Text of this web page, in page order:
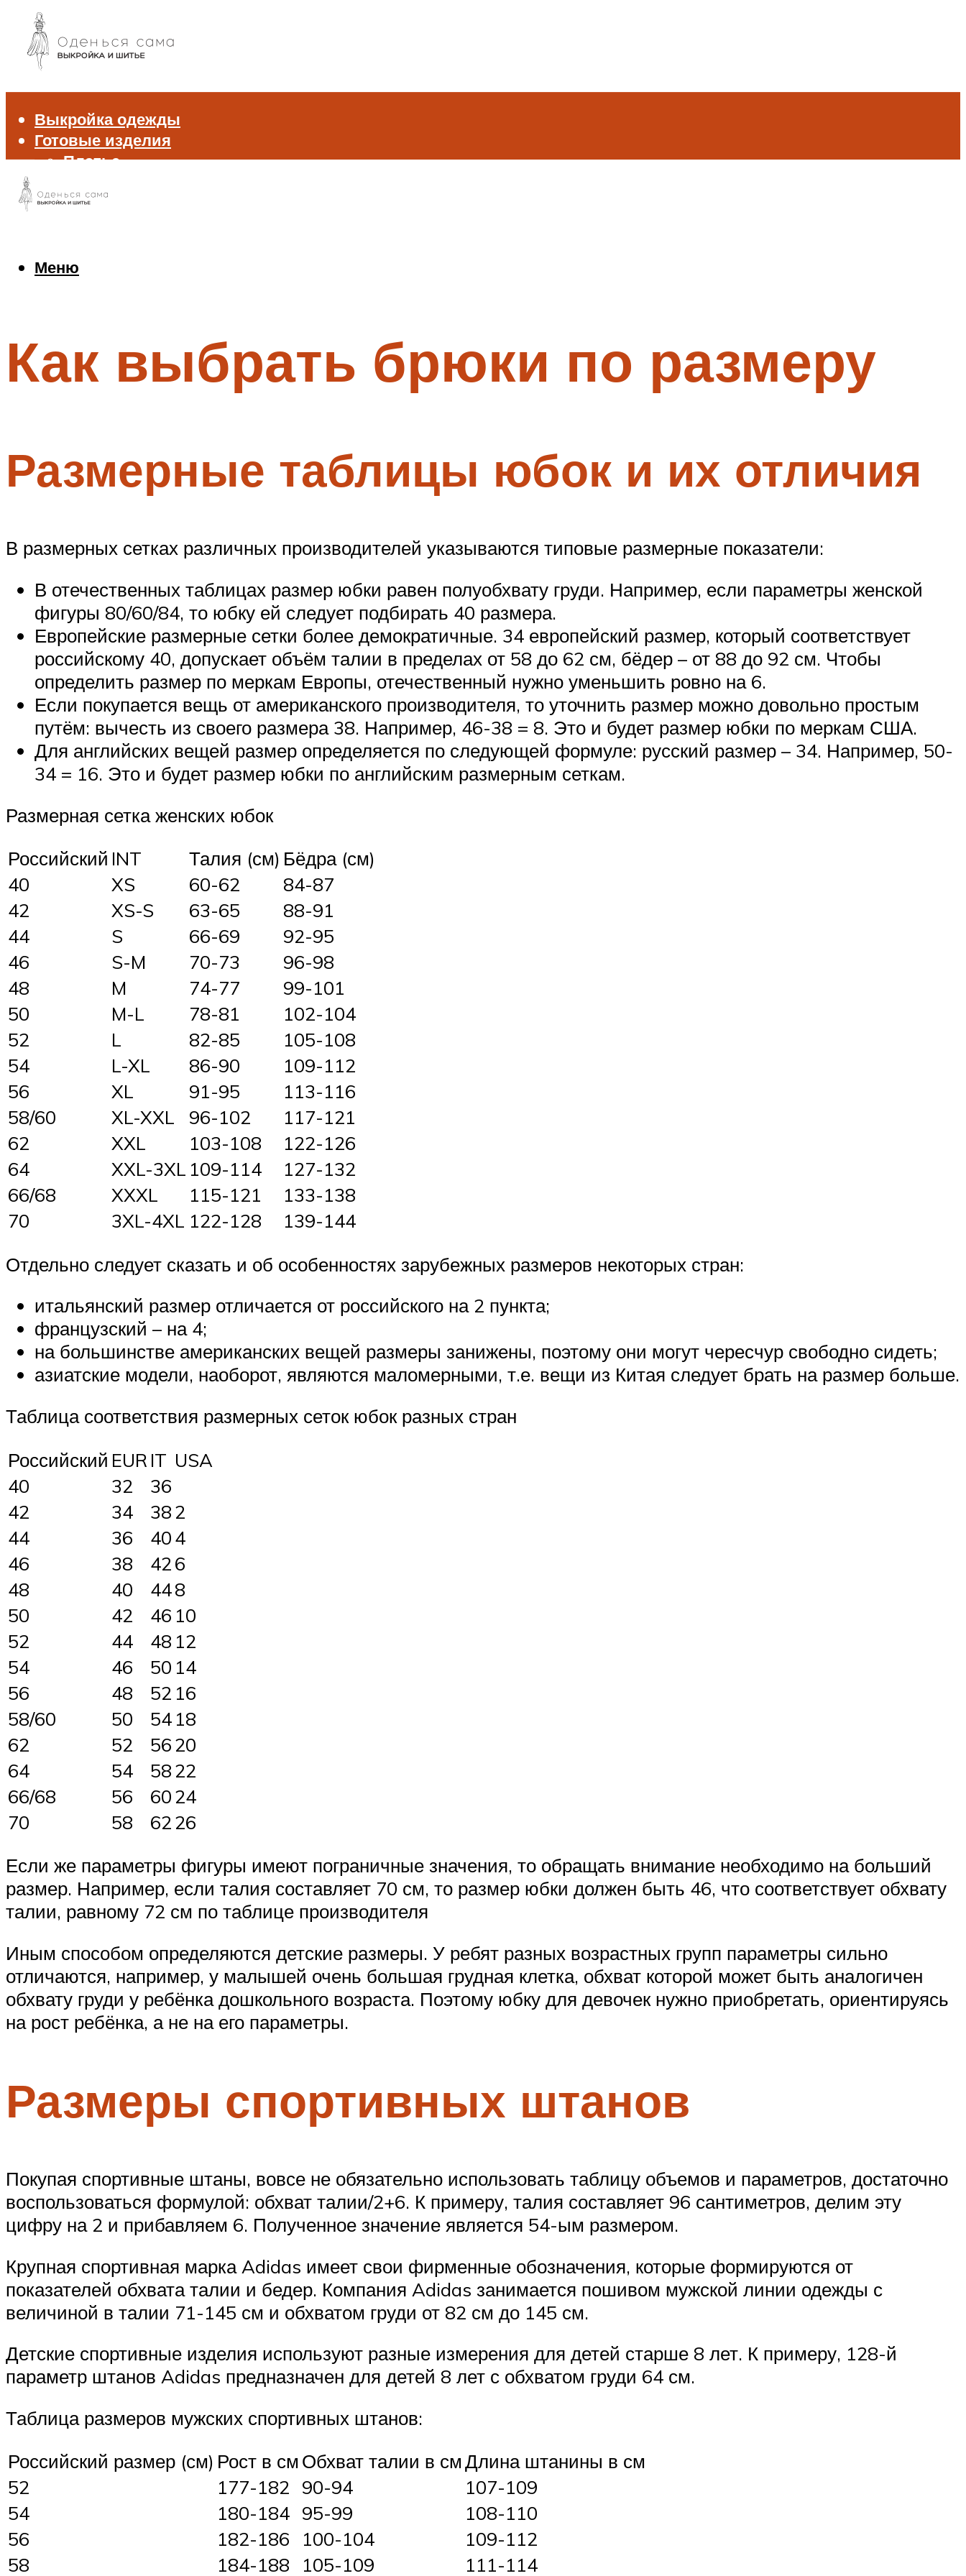
Выкройка одежды
Готовые изделия
Платье
Блуза и рубашка
Джемпер и свитер
Меню
Меню
Как выбрать брюки по размеру
Размерные таблицы юбок и их отличия
В размерных сетках различных производителей указываются типовые размерные показатели:
В отечественных таблицах размер юбки равен полуобхвату груди. Например, если параметры женской
фигуры 80/60/84, то юбку ей следует подбирать 40 размера.
Европейские размерные сетки более демократичные. 34 европейский размер, который соответствует
российскому 40, допускает объём талии в пределах от 58 до 62 см, бёдер – от 88 до 92 см. Чтобы
определить размер по меркам Европы, отечественный нужно уменьшить ровно на 6.
Если покупается вещь от американского производителя, то уточнить размер можно довольно простым
путём: вычесть из своего размера 38. Например, 46-38 = 8. Это и будет размер юбки по меркам США.
Для английских вещей размер определяется по следующей формуле: русский размер – 34. Например, 50-
34 = 16. Это и будет размер юбки по английским размерным сеткам.
Размерная сетка женских юбок
Российский INT Талия (см) Бёдра (см)
40
XS 60-62
84-87
42
XS-S 63-65
88-91
44
S 66-69
92-95
46
S-M 70-73
96-98
48
M 74-77
99-101
50
M-L 78-81
102-104
52
L 82-85
105-108
54
L-XL 86-90
109-112
56
XL 91-95
113-116
58/60
XL-XXL 96-102
117-121
62
XXL 103-108
122-126
64
XXL-3XL 109-114
127-132
66/68
XXXL 115-121
133-138
70
3XL-4XL 122-128
139-144
Отдельно следует сказать и об особенностях зарубежных размеров некоторых стран:
итальянский размер отличается от российского на 2 пункта;
французский – на 4;
на большинстве американских вещей размеры занижены, поэтому они могут чересчур свободно сидеть;
азиатские модели, наоборот, являются маломерными, т.е. вещи из Китая следует брать на размер больше.
Таблица соответствия размерных сеток юбок разных стран
Российский EUR IT USA
40
32
36
42
34 382
44
36 404
46
38 426
48
40 448
50
42 46 10
52
44 48 12
54
46 50 14
56
48 52 16
58/60
50 54 18
62
52 5620
64
54 5822
66/68
56 6024
70
58 6226
Если же параметры фигуры имеют пограничные значения, то обращать внимание необходимо на больший
размер. Например, если талия составляет 70 см, то размер юбки должен быть 46, что соответствует обхвату
талии, равному 72 см по таблице производителя
Иным способом определяются детские размеры. У ребят разных возрастных групп параметры сильно
отличаются, например, у малышей очень большая грудная клетка, обхват которой может быть аналогичен
обхвату груди у ребёнка дошкольного возраста. Поэтому юбку для девочек нужно приобретать, ориентируясь
на рост ребёнка, а не на его параметры.
Размеры спортивных штанов
Покупая спортивные штаны, вовсе не обязательно использовать таблицу объемов и параметров, достаточно
воспользоваться формулой: обхват талии/2+6. К примеру, талия составляет 96 сантиметров, делим эту
цифру на 2 и прибавляем 6. Полученное значение является 54-ым размером.
Крупная спортивная марка Adidas имеет свои фирменные обозначения, которые формируются от
показателей обхвата талии и бедер. Компания Adidas занимается пошивом мужской линии одежды с
величиной в талии 71-145 см и обхватом груди от 82 см до 145 см.
Детские спортивные изделия используют разные измерения для детей старше 8 лет. К примеру, 128-й
параметр штанов Adidas предназначен для детей 8 лет с обхватом груди 64 см.
Таблица размеров мужских спортивных штанов:
Российский размер (см) Рост в см Обхват талии в смДлина штанины в см
52
177-182 90-94
107-109
54
180-184 95-99
108-110
56
182-186 100-104
109-112
58
184-188 105-109 111-114